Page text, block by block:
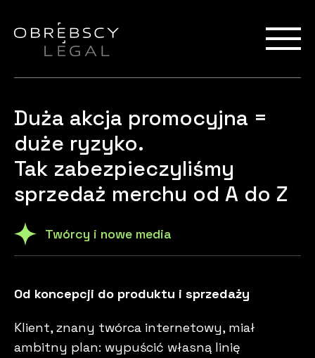
Duża akcja promocyjna =
duże ryzyko.
Tak zabezpieczyliśmy
sprzedaż merchu od A do Z
Twórcy i nowe media
Od koncepcji do produktu i sprzedaży
Klient, znany twórca internetowy, miał
ambitny plan: wypuścić własną linię